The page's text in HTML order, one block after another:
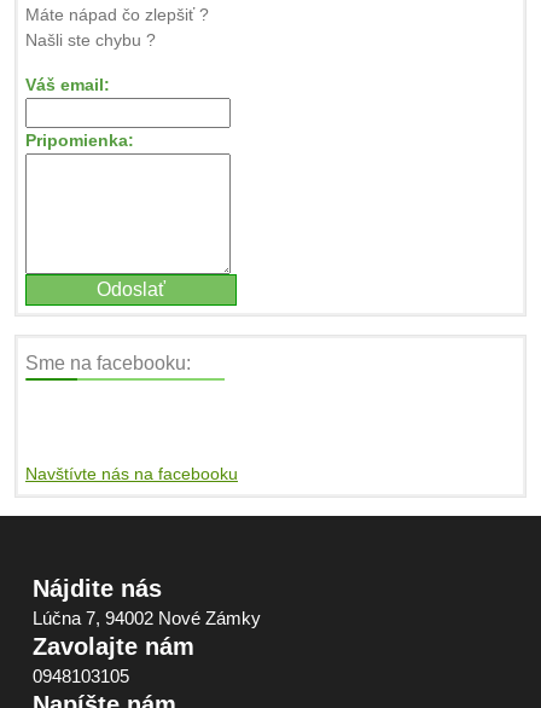
Máte nápad čo zlepšiť ?
Našli ste chybu ?
Váš email:
Pripomienka:
Sme na facebooku:
Navštívte nás na facebooku
Nájdite nás
Lúčna 7, 94002 Nové Zámky
Zavolajte nám
0948103105